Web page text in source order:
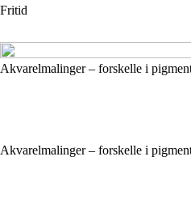
Fritid
Akvarelmalinger – forskelle i
Akvarelmalinger – forskelle i